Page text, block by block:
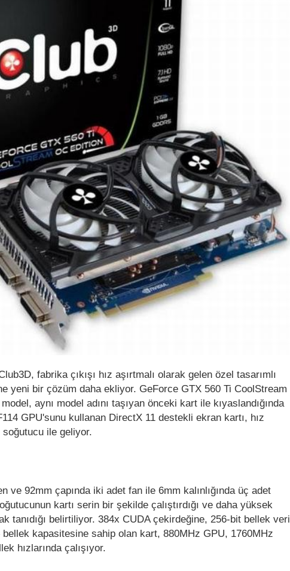
fabrika çıkışı hız aşırtmalı olarak gelen özel tasarımlı
yeni bir çözüm daha ekliyor. GeForce GTX 560 Ti CoolStream
aynı model adını taşıyan önceki kart ile kıyaslandığında
GPU'sunu kullanan DirectX 11 destekli ekran kartı, hız
ile geliyor.
ve 92mm çapında iki adet fan ile 6mm kalınlığında üç adet
kartı serin bir şekilde çalıştırdığı ve daha yüksek
tanıdığı belirtiliyor. 384x CUDA çekirdeğine, 256-bit bellek veri
kapasitesine sahip olan kart, 880MHz GPU, 1760MHz
hızlarında çalışıyor.